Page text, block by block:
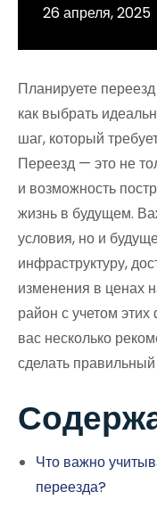
26 апреля, 2025
Планируете
как выбрать
шаг, который
Переезд — это не
и возможность
жизнь в будущем.
условия, но и
инфраструктуру,
изменения в ценах
район с учетом
вас несколько
сделать
Что важно
переезда?